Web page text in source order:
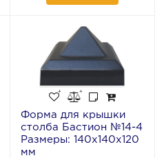
Форма для крышки
столба Бастион №14-4
Размеры: 140х140х120
мм